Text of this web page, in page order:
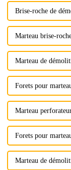
Brise-roche de
Marteau brise-
Marteau de
Forets pour
Marteau
Forets pour
Marteau de